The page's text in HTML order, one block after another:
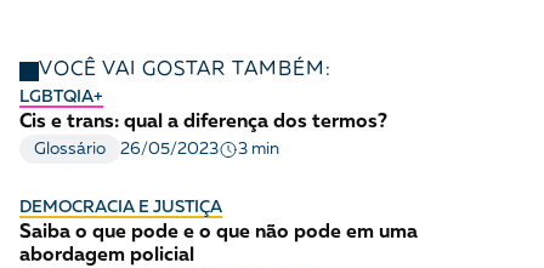
VOCÊ VAI GOSTAR TAMBÉM:
LGBTQIA+
Cis e trans: qual a diferença dos termos?
Glossário 26/05/2023 3 min
DEMOCRACIA E JUSTIÇA
Saiba o que pode e o que não pode em uma
abordagem policial